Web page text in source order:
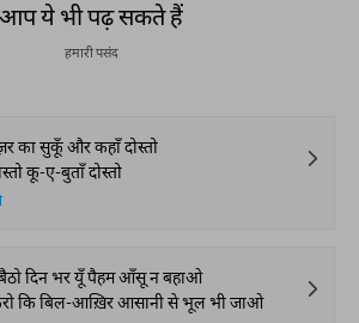
आप ये भी पढ़ सकते हैं
हमारी पसंद
का सुकूँ और कहाँ दोस्तो
कू-ए-बुताँ दोस्तो
दिन भर यूँ पैहम आँसू न बहाओ
कि बिल-आख़िर आसानी से भूल भी जाओ